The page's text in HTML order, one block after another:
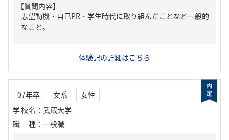
【質問内容】
志望動機・自己PR・学生時代に取り組んだことなど一般的
なこと。
体験記の詳細はこちら
07年卒 文系
女性
学校名 ： 武蔵大学
職種 ： 一般職